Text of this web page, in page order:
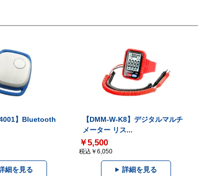
】Bluetooth
細を見る
【DMM-W-K8】デジタルマルチ
メーター リス...
￥5,500
税込￥6,050
詳細を見る